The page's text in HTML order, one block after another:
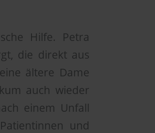
Hilfe. Petra
die direkt aus
ältere Dame
auch wieder
einem Unfall
und